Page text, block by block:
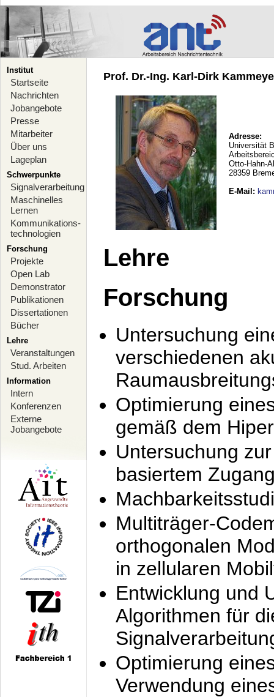
Institut
Startseite
Nachrichten
Jobangebote
Presse
Mitarbeiter
Über uns
Lageplan
Schwerpunkte
Signalverarbeitung
Maschinelles
Lernen
Kommunikations-
technologien
Forschung
Projekte
Open Lab
Demonstrator
Publikationen
Dissertationen
Bücher
Lehre
Veranstaltungen
Stud. Arbeiten
Information
Intern
Konferenzen
Externe
Jobangebote
Prof. Dr.-Ing. Karl-Dirk
Adresse:
Universität
Otto-Hahn-
28359
E-Mail :
Lehre
Forschung
Untersuchung
verschiedenen
Optimierung
gemäß dem
Untersuchung
basiertem
Multiträger-
orthogonalen
in zellularen
Entwicklung und
Algorithmen für
Optimierung
Verwendung